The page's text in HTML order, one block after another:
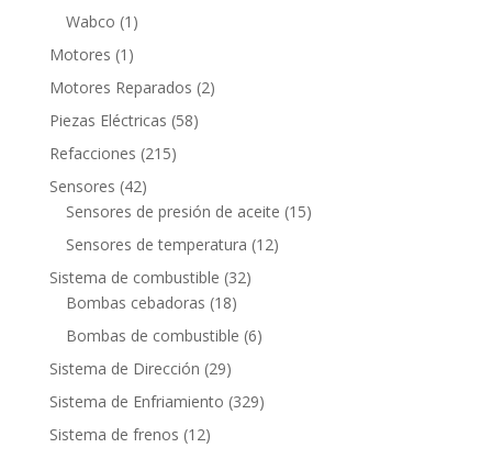
productos
Wabco 1 1
producto
Motores 1 1
producto
Motores Reparados 22
Piezas Eléctricas 5858
Refacciones 215215
Sensores 4242
productos
Sensores de presión de aceite 1515
Sensores de temperatura 1212
Sistema de combustible 3232
Bombas cebadoras 1818
productos
Bombas de combustible 66
Sistema de Dirección 2929
productos
Sistema de Enfriamiento 329329
Sistema de frenos 1212